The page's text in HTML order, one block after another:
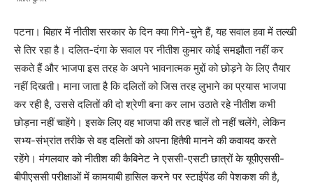
पटना। बिहार में नीतीश सरकार के दिन क्या गिने-चुने हैं, यह सवाल हवा में तल्खी
से तिर रहा है। दलित-दंगा के सवाल पर नीतीश कुमार कोई समझौता नहीं कर
सकते हैं और भाजपा इस तरह के अपने भावनात्मक मुद्दों को छोड़ने के लिए तैयार
नहीं दिखती। माना जाता है कि दलितों को जिस तरह लुभाने का प्रयास भाजपा
कर रही है, उससे दलितों की दो श्रेणी बना कर लाभ उठाते रहे नीतीश कभी
छोड़ना नहीं चाहेंगे। इसके लिए वह भाजपा की तरह चालें तो नहीं चलेंगे, लेकिन
सभ्य-संभ्रांत तरीके से वह दलितों को अपना हितैषी मानने की कवायद करते
रहेंगे। मंगलवार को नीतीश की कैबिनेट ने एससी-एसटी छात्रों के यूपीएससी-
बीपीएससी परीक्षाओं में कामयाबी हासिल करने पर स्टाईपेंड की पेशकश की है,